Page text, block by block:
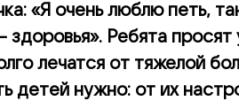
«Я очень люблю петь,
здоровья». Ребята
лечатся от тяжелой
детей нужно: от их